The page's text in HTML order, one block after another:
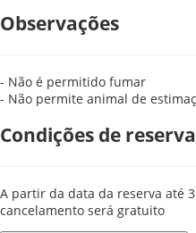
Observações
- Não é permitido fumar
- Não permite animal de
Condições de reserva
A partir da data da reserva até
cancelamento será gratuito